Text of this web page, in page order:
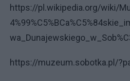
https://pl.wikipedia.org/wiki/
https://muzeum.sobotka.pl/